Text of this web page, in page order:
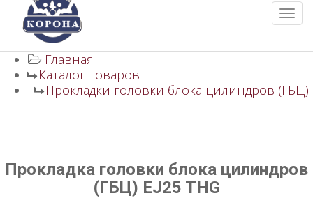
Главная
Каталог товаров
Прокладки головки блока цилиндров (ГБЦ)
Прокладка головки блока цилиндров
(ГБЦ) EJ25 THG